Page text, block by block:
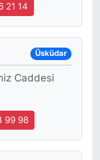
21 14
Üsküdar
Caddesi
99 98